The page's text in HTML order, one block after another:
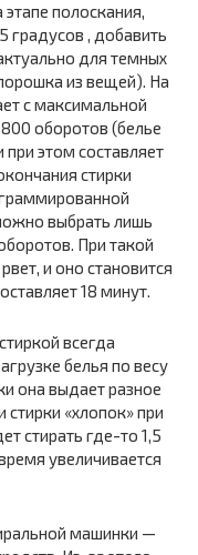
полоскания,
градусов , добавить
для темных
из вещей). На
с максимальной
оборотов (белье
при этом составляет
стирки
выбрать лишь
При такой
и оно становится
18 минут.
всегда
белья по весу
она выдает разное
«хлопок» при
стирать где-то 1,5
увеличивается
машинки —